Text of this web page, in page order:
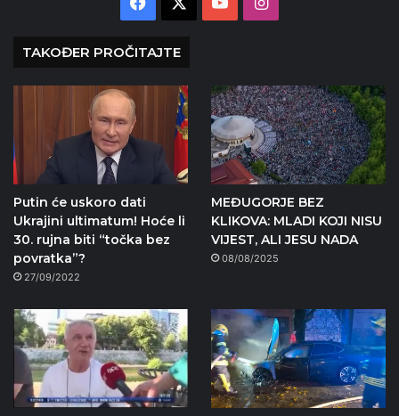
TAKOĐER PROČITAJTE
Putin će uskoro dati
Ukrajini ultimatum! Hoće li
30. rujna biti “točka bez
povratka”?
27/09/2022
MEĐUGORJE BEZ
KLIKOVA: MLADI KOJI NISU
VIJEST, ALI JESU NADA
08/08/2025